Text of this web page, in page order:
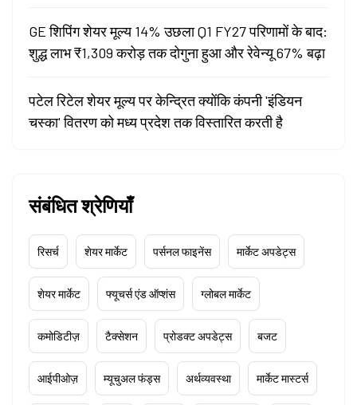
GE शिपिंग शेयर मूल्य 14% उछला Q1 FY27 परिणामों के बाद:
शुद्ध लाभ ₹1,309 करोड़ तक दोगुना हुआ और रेवेन्यू 67% बढ़ा
पटेल रिटेल शेयर मूल्य पर केन्द्रित क्योंकि कंपनी 'इंडियन
चस्का' वितरण को मध्य प्रदेश तक विस्तारित करती है
संबंधित श्रेणियाँ
रिसर्च शेयर मार्केट पर्सनल फाइनेंस मार्केट अपडेट्स
शेयर मार्केट फ्यूचर्स एंड ऑप्शंस ग्लोबल मार्केट
कमोडिटीज़ टैक्सेशन प्रोडक्ट अपडेट्स बजट
आईपीओज़ म्यूचुअल फंड्स अर्थव्यवस्था मार्केट मास्टर्स